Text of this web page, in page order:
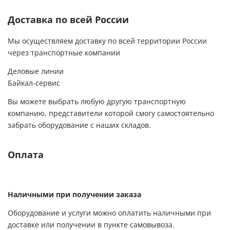
Доставка по всей России
Мы осуществляем доставку по всей территории России
через транспортные компании
Деловые линии
Байкал-сервис
Вы можете выбрать любую другую транспортную
компанию, представители которой смогу самостоятельно
забрать оборудование с наших складов.
Оплата
Наличными при получении заказа
Оборудование и услуги можно оплатить наличными при
доставке или получении в пункте самовывоза.